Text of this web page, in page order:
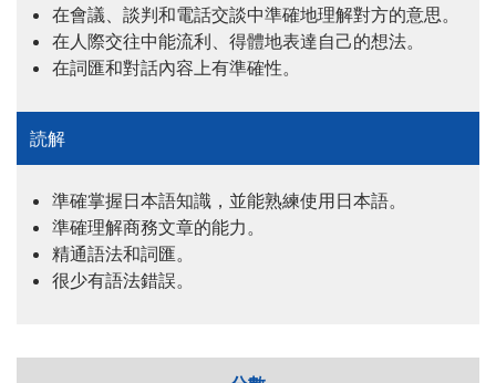
在會議、談判和電話交談中準確地理解對方的意思。
在人際交往中能流利、得體地表達自己的想法。
在詞匯和對話內容上有準確性。
準確掌握日本語知識，並能熟練使用日本語。
準確理解商務文章的能力。
精通語法和詞匯。
很少有語法錯誤。